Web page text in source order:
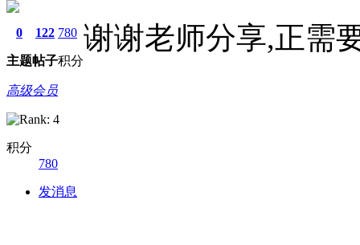
0
主题
122
帖子
780
积分
高级会员
积分
780
发消息
谢谢老师分享,正需